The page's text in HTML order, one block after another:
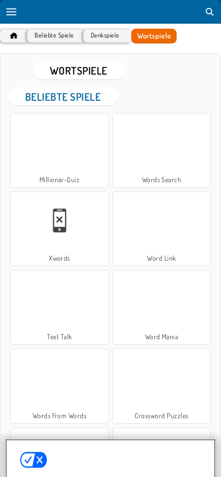
Beliebte Spiele Denkspiele Wortspiele
WORTSPIELE
BELIEBTE SPIELE
Millionär-Quiz Words Search
Xwords Word Link
Text Talk Word Mania
Words From Words Crossword Puzzles